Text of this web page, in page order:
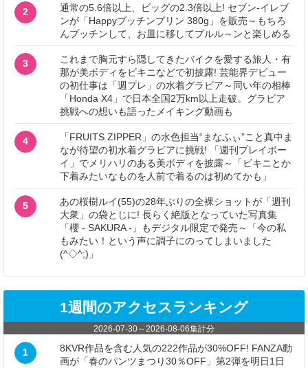
2
通常の5.6倍以上、ビッグの2.3倍以上! セブン‐イレブ
ンが「Happyプッチンプリン 380g」を販売～もちろ
んプッチンして、お皿に移してプルル～ンと楽しめる
3
これまで胸元すら隠してきたバイクを愛する旅人・有
那が美ボディをビキニなどで初披露! 芸能界デビュー
の初仕事は「週プレ」の水着グラビア～同い年の相棒
「Honda X4」で日本全国2万km以上走破。グラビア
挑戦への想いも語ったメイキング動画も
4
「FRUITS ZIPPER」の水色担当“まなふぃ”こと真中ま
なが待望の初水着グラビアに挑戦! 「週刊プレイボー
イ」でメリハリのある美ボディを披露～「ビキニとか
下着みたいなものを人前で着るのは初めてかも」
5
あの桜樹ルイ(55)の28年ぶりの全裸ショットが「週刊
大衆」の袋とじに! 長らく絶版となっていた写真集
「櫻 - SAKURA -」もデジタル限定で発売～「今の私
もみたい！という声に調子にのってしまいました
(^◇^;)」
1週間のアクセスランキング
2026-07-30～2026-08-06集計分
1
8KVR作品を含む人気の222作品が30%OFF! FANZA動
画が「春のパンツまつり30％OFF」第2弾を明日1日